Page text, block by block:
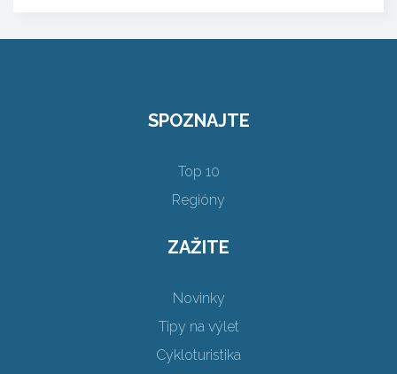
SPOZNAJTE
Top 10
Regióny
ZAŽITE
Novinky
Tipy na výlet
Cykloturistika